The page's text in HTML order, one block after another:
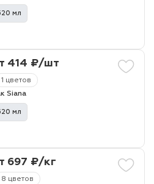
мл
1 цветов
414 ₽/шт
Siana
мл
8 цветов
697 ₽/кг